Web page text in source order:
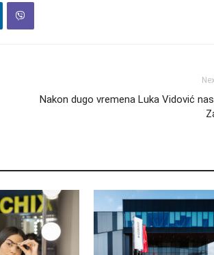
Nakon dugo vremena Luka Vidović